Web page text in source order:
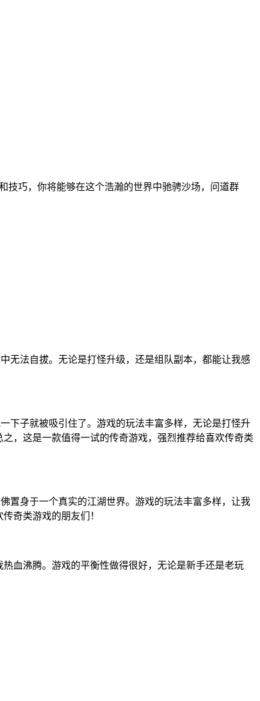
技巧，你将能够在这个浩瀚的世界中驰骋沙场，问道群
无法自拔。无论是打怪升级，还是组队副本，都能让我感
下子就被吸引住了。游戏的玩法丰富多样，无论是打怪升
，这是一款值得一试的传奇游戏，强烈推荐给喜欢传奇类
置身于一个真实的江湖世界。游戏的玩法丰富多样，让我
奇类游戏的朋友们！
血沸腾。游戏的平衡性做得很好，无论是新手还是老玩